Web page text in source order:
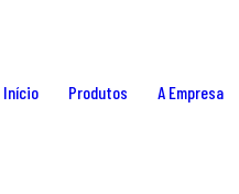
Início Produtos A Empresa